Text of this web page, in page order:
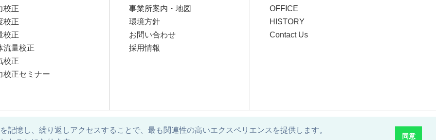
憶し、繰り返しアクセスすることで、最も関連性の高いエクスペリエンスを提供します。
同意
校正
校正
校正
流量校正
校正
校正セミナー
事業所案内・地図
環境方針
お問い合わせ
採用情報
OFFICE
HISTORY
Contact Us